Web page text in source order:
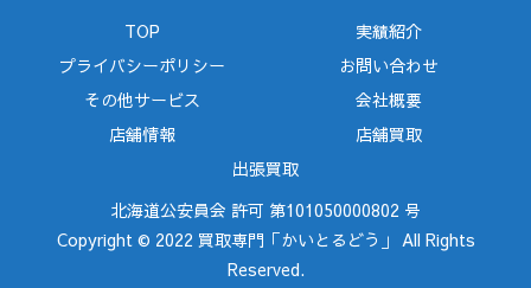
TOP
実績紹介
プライバシーポリシー
お問い合わせ
その他サービス
会社概要
店舗情報
店舗買取
出張買取
北海道公安員会 許可 第101050000802 号
Copyright © 2022 買取専門「かいとるどう」 All Rights
Reserved.